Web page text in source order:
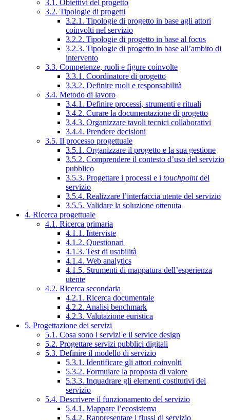
3.1. Obiettivi del progetto
3.2. Tipologie di progetti
3.2.1. Tipologie di progetto in base agli attori
coinvolti nel servizio
3.2.2. Tipologie di progetto in base al focus
3.2.3. Tipologie di progetto in base all’ambito di
intervento
3.3. Competenze, ruoli e figure coinvolte
3.3.1. Coordinatore di progetto
3.3.2. Definire ruoli e responsabilità
3.4. Metodo di lavoro
3.4.1. Definire processi, strumenti e rituali
3.4.2. Curare la documentazione di progetto
3.4.3. Organizzare tavoli tecnici collaborativi
3.4.4. Prendere decisioni
3.5. Il processo progettuale
3.5.1. Organizzare il progetto e la sua gestione
3.5.2. Comprendere il contesto d’uso del servizio
pubblico
3.5.3. Progettare i processi e i touchpointdel
servizio
3.5.4. Realizzare l’interfaccia utente del servizio
3.5.5. Validare la soluzione ottenuta
4. Ricerca progettuale
4.1. Ricerca primaria
4.1.1. Interviste
4.1.2. Questionari
4.1.3. Test di usabilità
4.1.4. Web analytics
4.1.5. Strumenti di mappatura dell’esperienza
utente
4.2. Ricerca secondaria
4.2.1. Ricerca documentale
4.2.2. Analisi benchmark
4.2.3. Valutazione euristica
5. Progettazione dei servizi
5.1. Cosa sono i servizi e il service design
5.2. Progettare servizi pubblici digitali
5.3. Definire il modello di servizio
5.3.1. Identificare gli attori coinvolti
5.3.2. Formulare la proposta di valore
5.3.3. Inquadrare gli elementi costitutivi del
servizio
5.4. Descrivere il funzionamento del servizio
5.4.1. Mappare l’ecosistema
5.4.2. Rappresentare i flussi di servizio